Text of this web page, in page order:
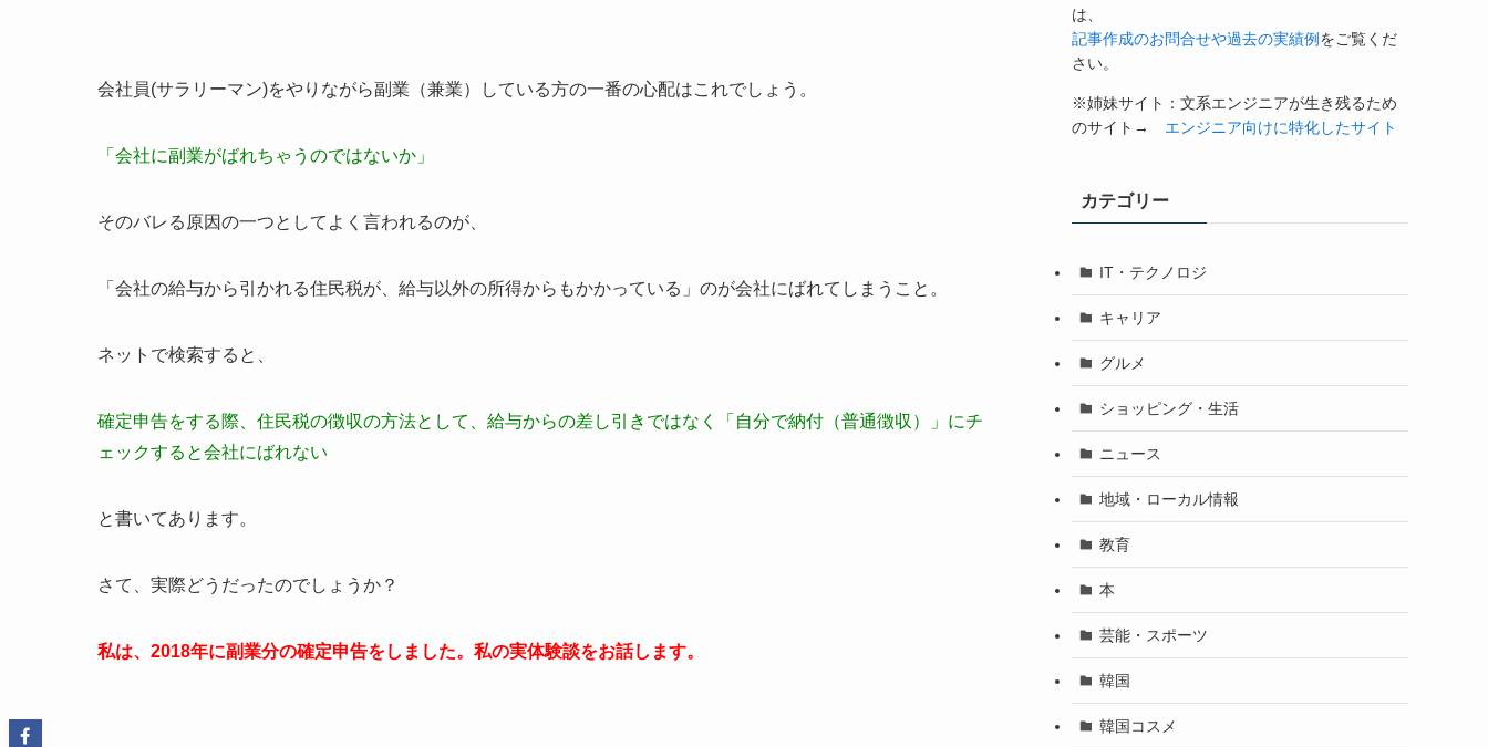
会社員(サラリーマン)をやりながら副業（兼業）している方の一番の心配はこれでしょう。
「会社に副業がばれちゃうのではないか」
そのバレる原因の一つとしてよく言われるのが、
「会社の給与から引かれる住民税が、給与以外の所得からもかかっている」のが会社にばれてしまうこと。
ネットで検索すると、
確定申告をする際、住民税の徴収の方法として、給与からの差し引きではなく「自分で納付（普通徴収）」にチ
ェックすると会社にばれない
と書いてあります。
さて、実際どうだったのでしょうか？
私は、2018年に副業分の確定申告をしました。私の実体験談をお話します。
は、
記事作成のお問合せや過去の実績例 をご覧くだ
さい。
※姉妹サイト：文系エンジニアが生き残るため
のサイト→ エンジニア向けに特化したサイト
カテゴリー
IT・テクノロジ
キャリア
グルメ
ショッピング・生活
ニュース
地域・ローカル情報
教育
本
芸能・スポーツ
韓国
韓国コスメ